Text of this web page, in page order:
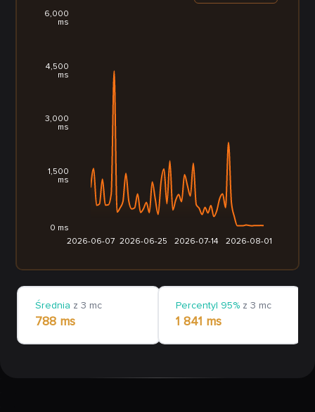
2026-06-07 2026-06-25 2026-07-14 2026-08-01
0 ms
1,500
ms
3,000
ms
4,500
ms
6,000
ms
Średnia z 3 mc
788 ms
Percentyl 95% z 3 mc
1 841 ms